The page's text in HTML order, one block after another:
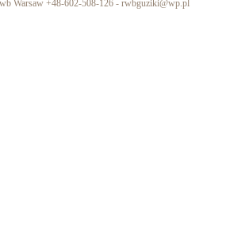
Warsaw +48-602-508-126 - rwbguziki@wp.pl